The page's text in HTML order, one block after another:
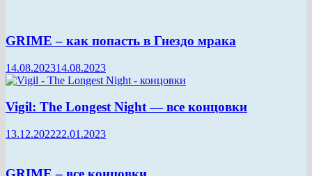
GRIME – как попасть в Гнездо мрака
14.08.202314.08.2023
Vigil: The Longest Night — все концовки
13.12.202222.01.2023